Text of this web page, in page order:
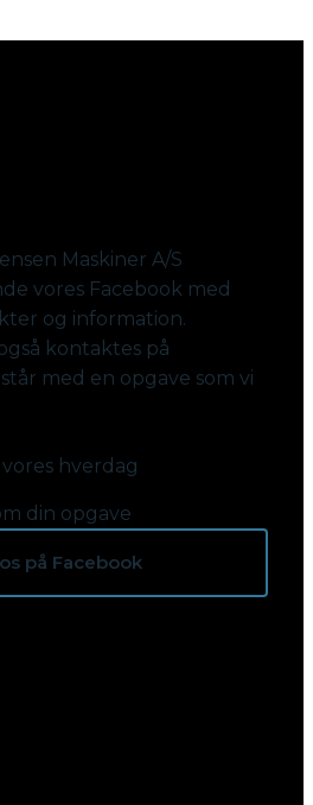
Maskiner A/S
vores Facebook med
og information.
kontaktes på
med en opgave som vi
hverdag
din opgave
på Facebook